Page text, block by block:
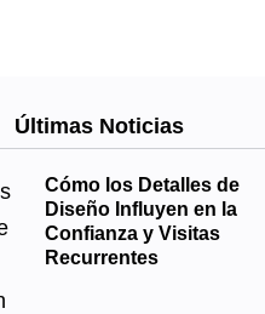
Últimas Noticias
Cómo los Detalles de
Diseño Influyen en la
Confianza y Visitas
Recurrentes